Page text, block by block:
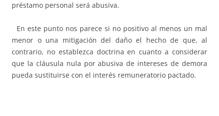
préstamo personal será abusiva.
En este punto nos parece si no positivo al menos un mal
menor o una mitigación del daño el hecho de que, al
contrario, no establezca doctrina en cuanto a considerar
que la cláusula nula por abusiva de intereses de demora
pueda sustituirse con el interés remuneratorio pactado.